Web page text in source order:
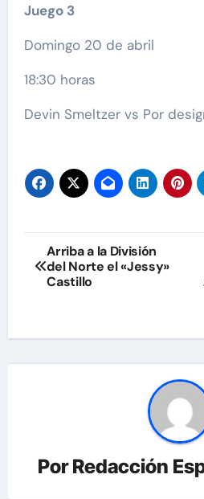
Juego 3
Domingo 20 de abril
18:30 horas
Devin Smeltzer vs Por
Navegación
de
Arriba a la División
del Norte el «Jessy»
Castillo
PorRedacción